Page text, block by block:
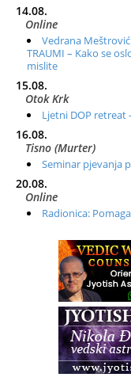
14.08.
Online
Vedrana Meštrović:
TRAUMI – Kako se
mislite
15.08.
Otok Krk
Ljetni DOP retreat
16.08.
Tisno (Murter)
Seminar pjevanja
20.08.
Online
Radionica:
Zagreb+Online
Osnovni
Zagreb
Osnovna
Healing course)
Access BARS®,